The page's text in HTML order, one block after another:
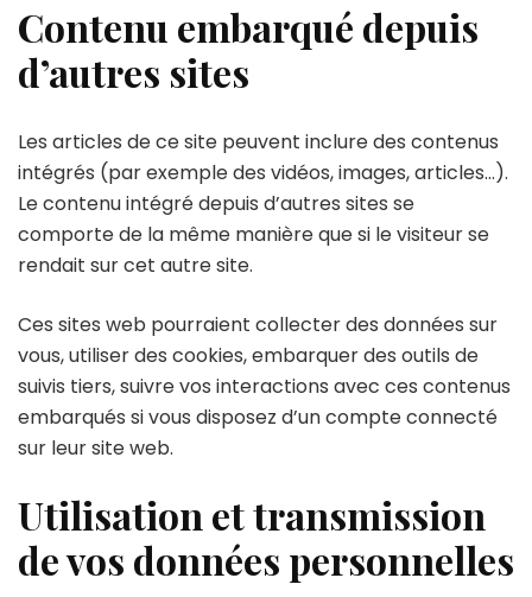
Contenu embarqué depuis
d’autres sites
Les articles de ce site peuvent inclure des contenus
intégrés (par exemple des vidéos, images, articles…).
Le contenu intégré depuis d’autres sites se
comporte de la même manière que si le visiteur se
rendait sur cet autre site.
Ces sites web pourraient collecter des données sur
vous, utiliser des cookies, embarquer des outils de
suivis tiers, suivre vos interactions avec ces contenus
embarqués si vous disposez d’un compte connecté
sur leur site web.
Utilisation et transmission
de vos données personnelles